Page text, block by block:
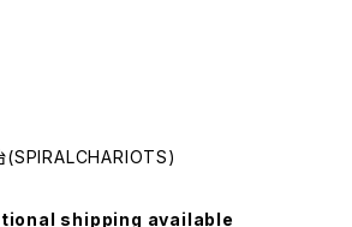
shipping available